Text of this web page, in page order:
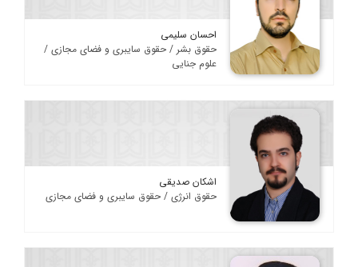
احسان سلیمی
حقوق بشر / حقوق سایبری و فضای مجازی /
علوم جنایی
اشکان صدیقی
حقوق انرژی / حقوق سایبری و فضای مجازی